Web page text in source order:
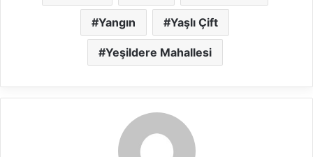
Yangın Yaşlı Çift
Yeşildere Mahallesi